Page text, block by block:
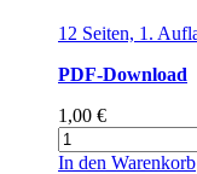
12 Seiten, 1.
PDF-Download
1,00 €
Tipps
zur
In den Warenkorb